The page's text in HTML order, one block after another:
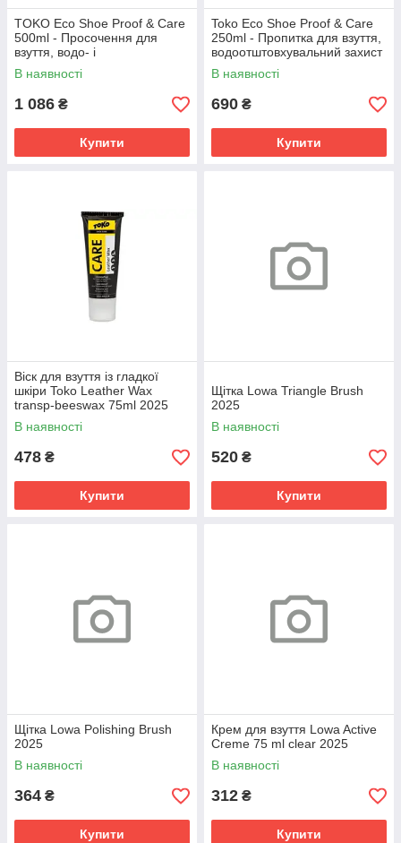
TOKO Eco Shoe Proof & Care
500ml - Просочення для
взуття, водо- і
брудовідштовхувальне,
догляд за мембраною
В наявності
1 086 ₴
Купити
Toko Eco Shoe Proof & Care
250ml - Пропитка для взуття,
водоотштовхувальний захист
для мембранного та
шкіряного взуття.
В наявності
690 ₴
Купити
Віск для взуття із гладкої
шкіри Toko Leather Wax
transp-beeswax 75ml 2025
В наявності
478 ₴
Купити
Щітка Lowa Triangle Brush
2025
В наявності
520 ₴
Купити
Щітка Lowa Polishing Brush
2025
В наявності
364 ₴
Купити
Крем для взуття Lowa Active
Creme 75 ml clear 2025
В наявності
312 ₴
Купити